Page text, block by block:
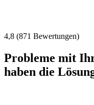
4,8 (871 Bewertungen)
Probleme mit
haben die